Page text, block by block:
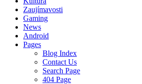
Zaujímavosti
Gaming
News
Android
Pages
Blog Index
Contact Us
Search Page
404 Page